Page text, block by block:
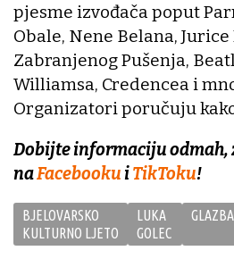
pjesme izvođača poput
Obale, Nene Belana, Jurice
Zabranjenog Pušenja,
Williamsa, Credencea i
Organizatori poručuju
Dobijte informaciju odmah,
naFacebookuiTikToku!
BJELOVARSKO
KULTURNO LJETO
LUKA
GOLEC
GLAZBA